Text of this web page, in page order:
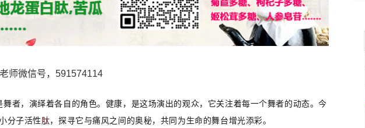
师微信号，591574114
者，演绎着各自的角色。健康，是这场演出的观众，它关注着每一个舞者的动态。今
分子活性肽，探寻它与痛风之间的奥秘，共同为生命的舞台增光添彩。